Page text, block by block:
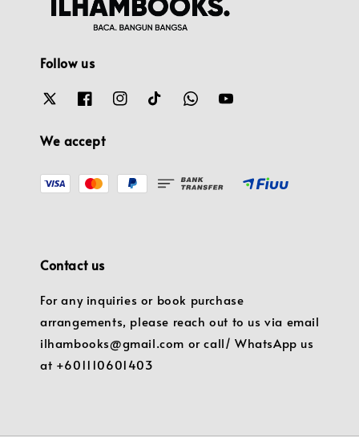
Follow us
We accept
Contact us
For any inquiries or book purchase
arrangements, please reach out to us via email
ilhambooks@gmail.com or call/ WhatsApp us
at +601110601403